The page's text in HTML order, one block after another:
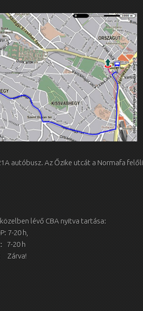
autóbusz. Az Őzike utcát a Normafa felőli
lévő CBA nyitva tartása:
7-20 h,
7-20 h
Zárva!